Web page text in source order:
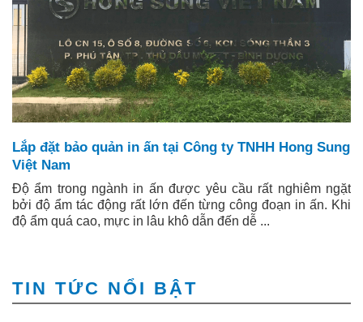
Lắp đặt bảo quản in ấn tại Công ty TNHH Hong Sung
Việt Nam
Độ ẩm trong ngành in ấn được yêu cầu rất nghiêm ngặt
bởi độ ẩm tác động rất lớn đến từng công đoạn in ấn. Khi
độ ẩm quá cao, mực in lâu khô dẫn đến dễ ...
TIN TỨC NỔI BẬT